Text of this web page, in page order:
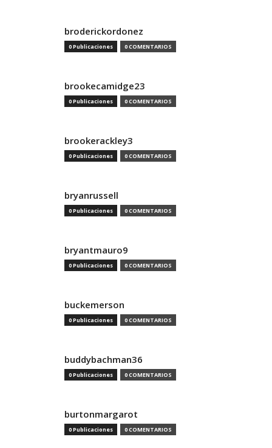
broderickordonez
0 Publicaciones 0 COMENTARIOS
brookecamidge23
0 Publicaciones 0 COMENTARIOS
brookerackley3
0 Publicaciones 0 COMENTARIOS
bryanrussell
0 Publicaciones 0 COMENTARIOS
bryantmauro9
0 Publicaciones 0 COMENTARIOS
buckemerson
0 Publicaciones 0 COMENTARIOS
buddybachman36
0 Publicaciones 0 COMENTARIOS
burtonmargarot
0 Publicaciones 0 COMENTARIOS